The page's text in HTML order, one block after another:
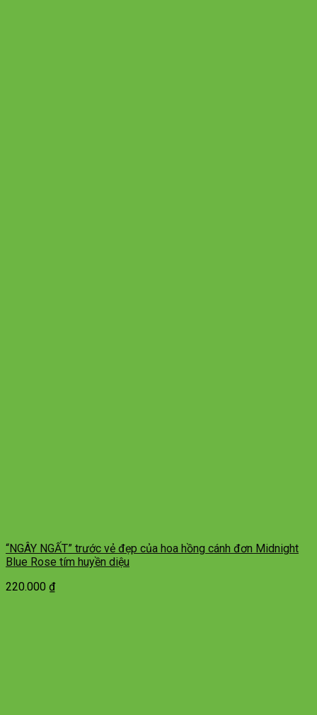
“NGÂY NGẤT” trước vẻ đẹp của hoa hồng cánh đơn Midnight
Blue Rose tím huyền diệu
220.000 ₫